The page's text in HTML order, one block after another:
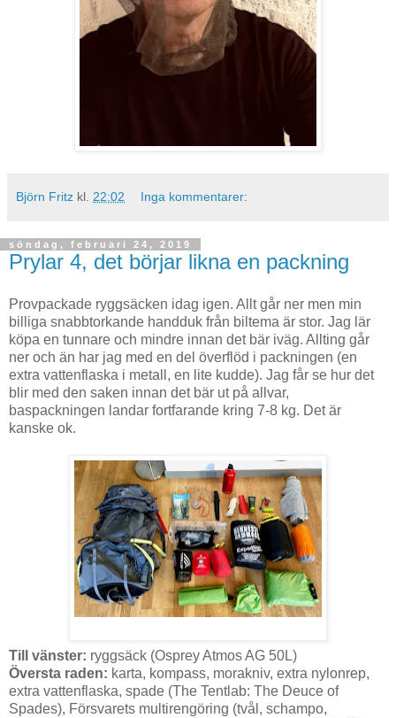
Björn Fritz kl. 22:02 Inga kommentarer:
söndag, februari 24, 2019
Prylar 4, det börjar likna en packning
Provpackade ryggsäcken idag igen. Allt går ner men min
billiga snabbtorkande handduk från biltema är stor. Jag lär
köpa en tunnare och mindre innan det bär iväg. Allting går
ner och än har jag med en del överflöd i packningen (en
extra vattenflaska i metall, en lite kudde). Jag får se hur det
blir med den saken innan det bär ut på allvar,
baspackningen landar fortfarande kring 7-8 kg. Det är
kanske ok.
Till vänster: ryggsäck (Osprey Atmos AG 50L)
Översta raden: karta, kompass, morakniv, extra nylonrep,
extra vattenflaska, spade (The Tentlab: The Deuce of
Spades), Försvarets multirengöring (tvål, schampo,